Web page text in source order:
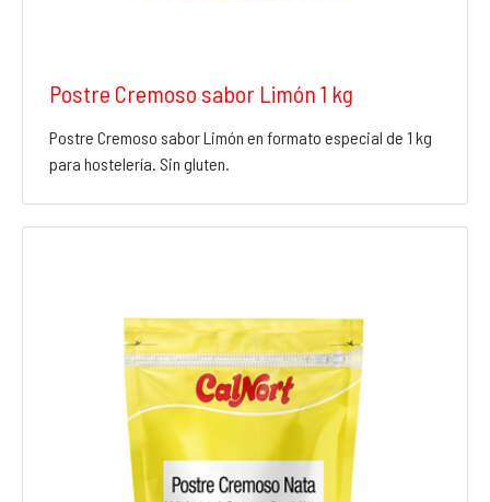
Postre Cremoso sabor Limón 1 kg
Postre Cremoso sabor Limón en formato especial de 1 kg
para hostelería. Sin gluten.